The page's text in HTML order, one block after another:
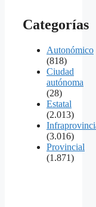
Categorías
Autonómico
(818)
Ciudad
autónoma
(28)
Estatal
(2.013)
(3.016)
Provincial
(1.871)